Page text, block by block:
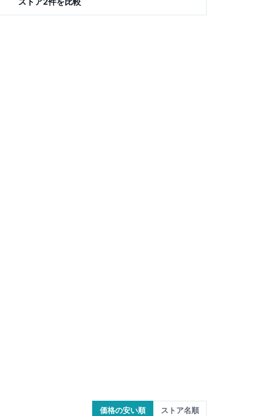
価格の安い順 ストア名順